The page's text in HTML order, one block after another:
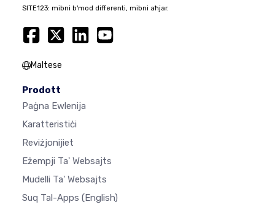
SITE123: mibni b'mod differenti, mibni aħjar.
Maltese
Prodott
Paġna Ewlenija
Karatteristiċi
Reviżjonijiet
Eżempji Ta' Websajts
Mudelli Ta' Websajts
Suq Tal-Apps (English)